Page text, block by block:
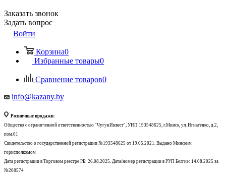
Заказать звонок
Задать вопрос
Войти
Корзина0
Избранные товары0
Сравнение товаров0
info@kazany.by
Розничные продажи:
Общество с ограниченной ответственностью "ЧугунИнвест", УНП 193548625, г.Минск, ул. Игнатенко, д.2,
пом.01
Свидетельство о государственной регистрации №193548625 от 19.05.2021. Выдано Минским
горисполкомом
Дата регистрации в Торговом реестре РБ: 26.08.2025. Дата/номер регистрации в РУП Белгиэ: 14.08.2025 за
№208574